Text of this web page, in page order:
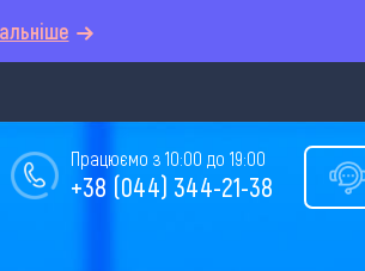
Працюємо з 10:00 до 19:00
+38 (044) 344-21-38